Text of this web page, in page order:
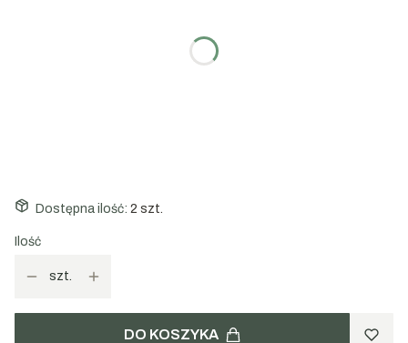
Dostępna ilość: 2 szt.
Ilość
szt.
DO KOSZYKA